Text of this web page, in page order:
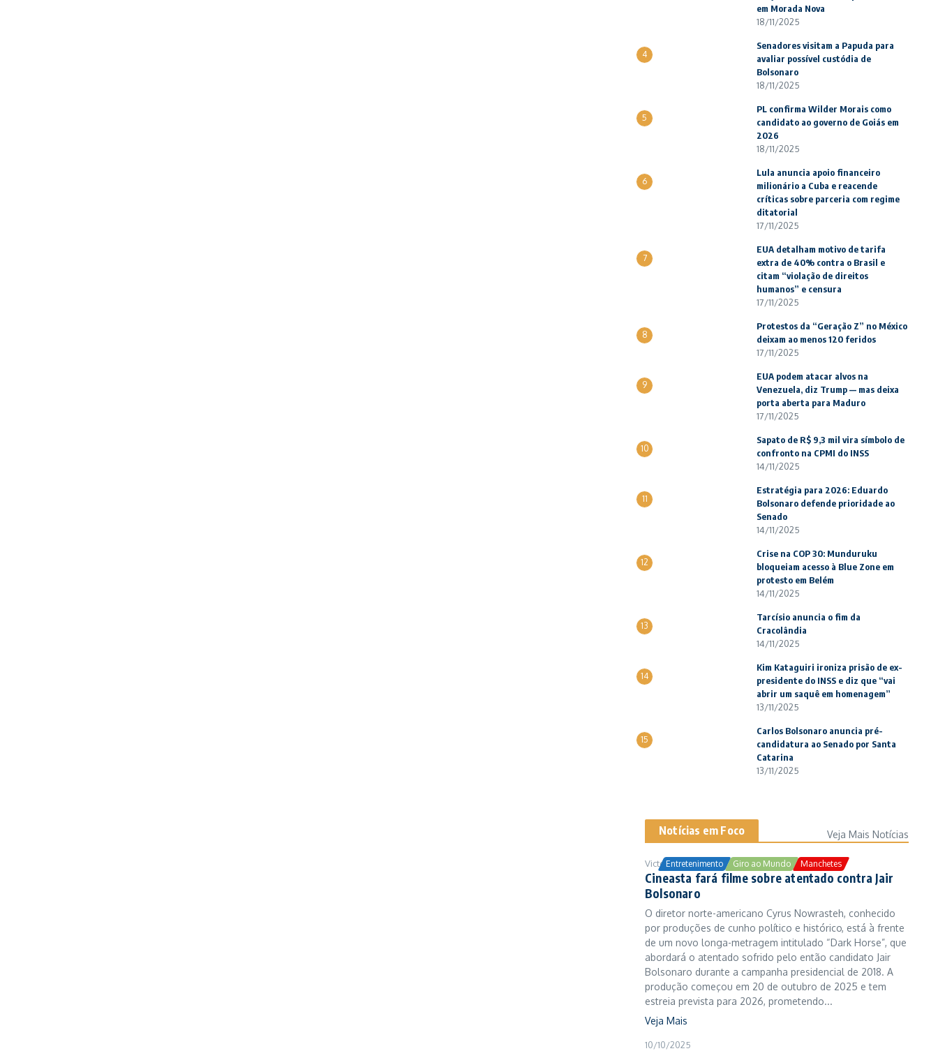
em Morada Nova
18/11/2025
4
Senadores visitam a Papuda para
avaliar possível custódia de
Bolsonaro
18/11/2025
5
PL confirma Wilder Morais como
candidato ao governo de Goiás em
2026
18/11/2025
6
Lula anuncia apoio financeiro
milionário a Cuba e reacende
críticas sobre parceria com regime
ditatorial
17/11/2025
7
EUA detalham motivo de tarifa
extra de 40% contra o Brasil e
citam “violação de direitos
humanos” e censura
17/11/2025
8
Protestos da “Geração Z” no México
deixam ao menos 120 feridos
17/11/2025
9
EUA podem atacar alvos na
Venezuela, diz Trump — mas deixa
porta aberta para Maduro
17/11/2025
10
Sapato de R$ 9,3 mil vira símbolo de
confronto na CPMI do INSS
14/11/2025
11
Estratégia para 2026: Eduardo
Bolsonaro defende prioridade ao
Senado
14/11/2025
12
Crise na COP 30: Munduruku
bloqueiam acesso à Blue Zone em
protesto em Belém
14/11/2025
13
Tarcísio anuncia o fim da
Cracolândia
14/11/2025
14
Kim Kataguiri ironiza prisão de ex-
presidente do INSS e diz que “vai
abrir um saquê em homenagem”
13/11/2025
15
Carlos Bolsonaro anuncia pré-
candidatura ao Senado por Santa
Catarina
13/11/2025
Notícias em Foco Veja Mais Notícias
Entretenimento Giro ao Mundo Manchetes
Victor Samuel 24/10/2025
Cineasta fará filme sobre atentado contra Jair
Bolsonaro
O diretor norte-americano Cyrus Nowrasteh, conhecido
por produções de cunho político e histórico, está à frente
de um novo longa-metragem intitulado “Dark Horse”, que
abordará o atentado sofrido pelo então candidato Jair
Bolsonaro durante a campanha presidencial de 2018. A
produção começou em 20 de outubro de 2025 e tem
estreia prevista para 2026, prometendo...
Veja Mais
10/10/2025